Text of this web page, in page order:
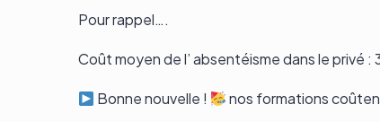
Pour rappel….
Coût moyen de l’ absentéismedans le privé :
Bonne nouvelle ! nos formations